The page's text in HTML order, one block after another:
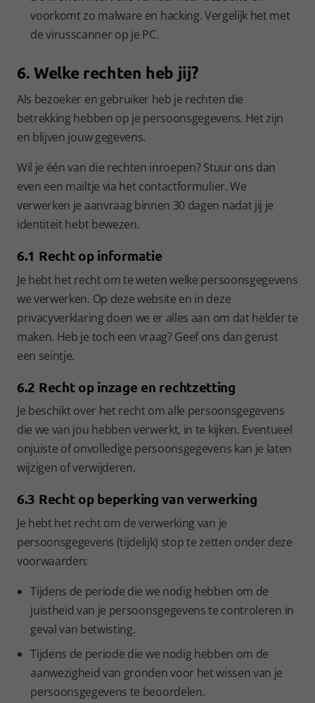
voorkomt zo malware en hacking. Vergelijk het met
de virusscanner op je PC.
6. Welke rechten heb jij?
Als bezoeker en gebruiker heb je rechten die
betrekking hebben op je persoonsgegevens. Het zijn
en blijven jouw gegevens.
Wil je één van die rechten inroepen? Stuur ons dan
even een mailtje via het contactformulier. We
verwerken je aanvraag binnen 30 dagen nadat jij je
identiteit hebt bewezen.
6.1 Recht op informatie
Je hebt het recht om te weten welke persoonsgegevens
we verwerken. Op deze website en in deze
privacyverklaring doen we er alles aan om dat helder te
maken. Heb je toch een vraag? Geef ons dan gerust
een seintje.
6.2 Recht op inzage en rechtzetting
Je beschikt over het recht om alle persoonsgegevens
die we van jou hebben verwerkt, in te kijken. Eventueel
onjuiste of onvolledige persoonsgegevens kan je laten
wijzigen of verwijderen.
6.3 Recht op beperking van verwerking
Je hebt het recht om de verwerking van je
persoonsgegevens (tijdelijk) stop te zetten onder deze
voorwaarden:
Tijdens de periode die we nodig hebben om de
juistheid van je persoonsgegevens te controleren in
geval van betwisting.
Tijdens de periode die we nodig hebben om de
aanwezigheid van gronden voor het wissen van je
persoonsgegevens te beoordelen.